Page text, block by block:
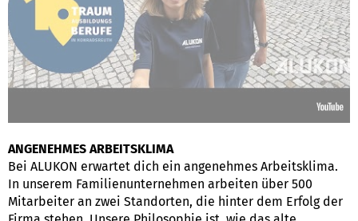
ANGENEHMES ARBEITSKLIMA
Bei ALUKON erwartet dich ein angenehmes Arbeitsklima.
In unserem Familienunternehmen arbeiten über 500
Mitarbeiter an zwei Standorten, die hinter dem Erfolg der